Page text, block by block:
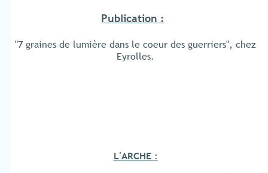
Publication :
"7 graines de lumière dans le coeur des guerriers", chez
Eyrolles.
L'ARCHE :